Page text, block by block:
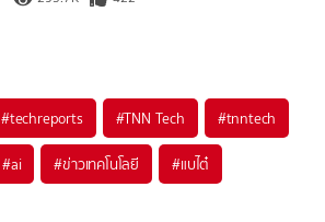
#techreports #TNN Tech #tnntech
#ai #ข่าวเทคโนโลยี #แบไต๋